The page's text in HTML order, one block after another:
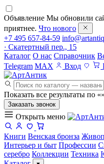
Объявление Мы обновили
приятнее. Что нового
+7 495 657-84-59
· Скатертный пер., 15
Каталог О нас Справочник
Telegram MAX Вход
Показать все результаты по «»
Заказать звонок
Открыть меню
Книги Венская бронза
Интерьер и быт Профессии
серебро Коллекции Техника